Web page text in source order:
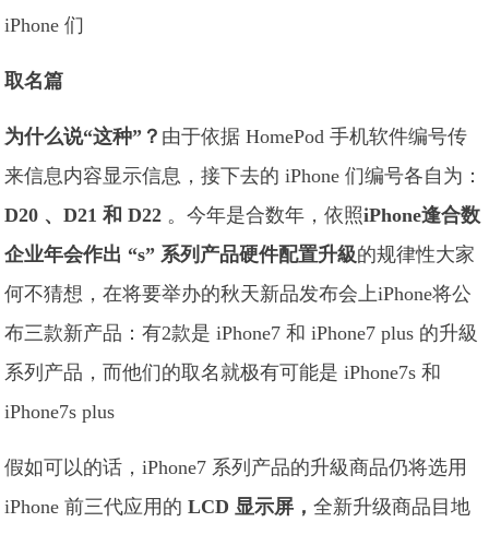
iPhone 们
取名篇
为什么说“这种”？ 由于依据 HomePod 手机软件编号传
来信息内容显示信息，接下去的 iPhone 们编号各自为：
D20 、D21 和 D22 。今年是合数年，依照iPhone逢合数
企业年会作出 “s” 系列产品硬件配置升級的规律性大家
何不猜想，在将要举办的秋天新品发布会上iPhone将公
布三款新产品：有2款是 iPhone7 和 iPhone7 plus 的升級
系列产品，而他们的取名就极有可能是 iPhone7s 和
iPhone7s plus
假如可以的话，iPhone7 系列产品的升級商品仍将选用
iPhone 前三代应用的LCD 显示屏，全新升级商品目地